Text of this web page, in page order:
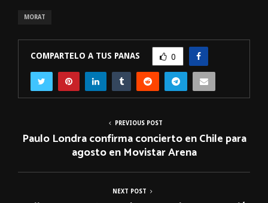
MORAT
COMPARTELO A TUS PANAS 0
PREVIOUS POST
Paulo Londra confirma concierto en Chile para
agosto en Movistar Arena
NEXT POST